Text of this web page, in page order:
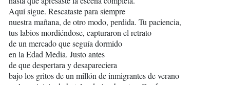
Aquí sigue. Rescataste para siempre
nuestra mañana, de otro modo, perdida. Tu paciencia,
tus labios mordiéndose, capturaron el retrato
de un mercado que seguía dormido
en la Edad Media. Justo antes
de que despertara y desapareciera
bajo los gritos de un millón de inmigrantes de verano